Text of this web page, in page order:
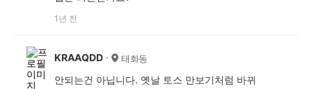
1년 전
KRAAQDD 태화동
안되는건 아닙니다. 옛날 토스 만보기처럼 바뀌